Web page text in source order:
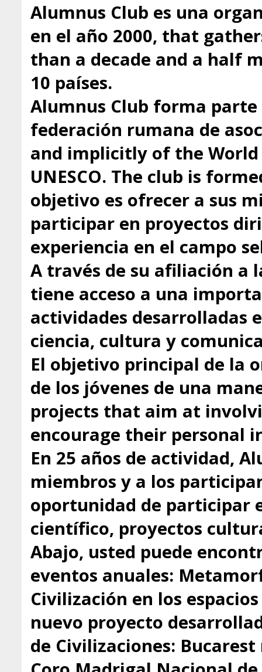
Alumnus Club es una
en el año 2000, that
than a decade and a half
10 países.
Alumnus Club forma parte
federación rumana de
and implicitly of the
UNESCO. The club is
objetivo es ofrecer a sus
participar en proyectos
experiencia en el campo
A través de su afiliación a
tiene acceso a una
actividades desarrolladas
ciencia, cultura y
El objetivo principal de la
de los jóvenes de una
projects that aim at
encourage their personal
En 25 años de actividad,
miembros y a los
oportunidad de participar
científico, proyectos
Abajo, usted puede
eventos anuales:
Civilización en los
nuevo proyecto
de Civilizaciones: